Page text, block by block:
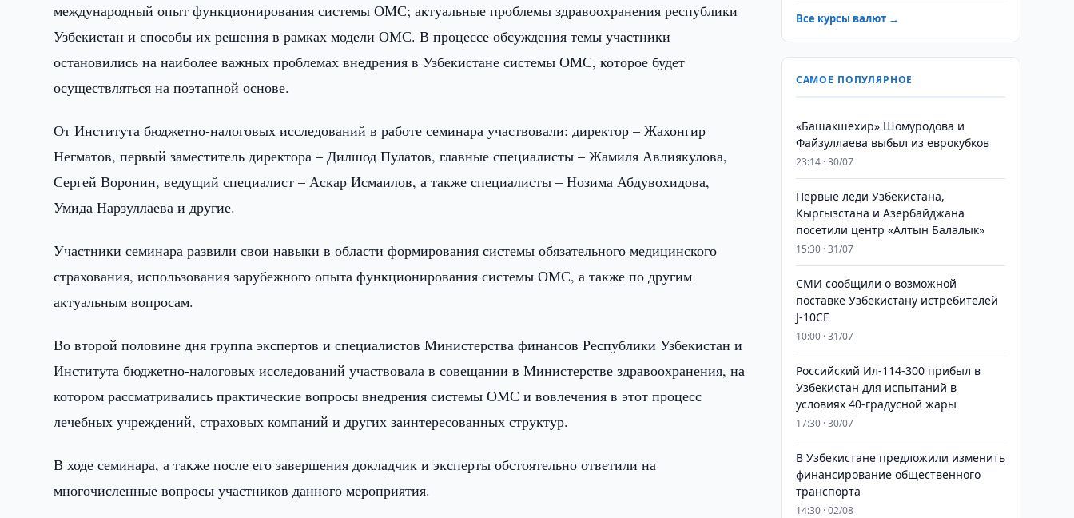
международный опыт функционирования системы ОМС; актуальные проблемы здравоохранения республики
Узбекистан и способы их решения в рамках модели ОМС. В процессе обсуждения темы участники
остановились на наиболее важных проблемах внедрения в Узбекистане системы ОМС, которое будет
осуществляться на поэтапной основе.
От Института бюджетно-налоговых исследований в работе семинара участвовали: директор – Жахонгир
Негматов, первый заместитель директора – Дилшод Пулатов, главные специалисты – Жамиля Авлиякулова,
Сергей Воронин, ведущий специалист – Аскар Исмаилов, а также специалисты – Нозима Абдувохидова,
Умида Нарзуллаева и другие.
Участники семинара развили свои навыки в области формирования системы обязательного медицинского
страхования, использования зарубежного опыта функционирования системы ОМС, а также по другим
актуальным вопросам.
Во второй половине дня группа экспертов и специалистов Министерства финансов Республики Узбекистан и
Института бюджетно-налоговых исследований участвовала в совещании в Министерстве здравоохранения, на
котором рассматривались практические вопросы внедрения системы ОМС и вовлечения в этот процесс
лечебных учреждений, страховых компаний и других заинтересованных структур.
В ходе семинара, а также после его завершения докладчик и эксперты обстоятельно ответили на
многочисленные вопросы участников данного мероприятия.
Все курсы валют →
САМОЕ ПОПУЛЯРНОЕ
«Башакшехир» Шомуродова и
Файзуллаева выбыл из еврокубков
23:14 · 30/07
Первые леди Узбекистана,
Кыргызстана и Азербайджана
посетили центр «Алтын Балалык»
15:30 · 31/07
СМИ сообщили о возможной
поставке Узбекистану истребителей
J-10CE
10:00 · 31/07
Российский Ил-114-300 прибыл в
Узбекистан для испытаний в
условиях 40-градусной жары
17:30 · 30/07
В Узбекистане предложили изменить
финансирование общественного
транспорта
14:30 · 02/08